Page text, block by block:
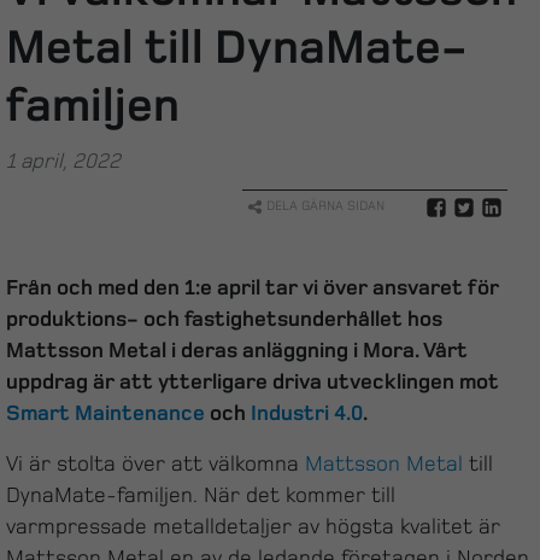
Metal till DynaMate-
familjen
1 april, 2022
DELA GÄRNA SIDAN
Från och med den 1:e april tar vi över ansvaret för
produktions- och fastighetsunderhållet hos
Mattsson Metal i deras anläggning i Mora. Vårt
uppdrag är att ytterligare driva utvecklingen mot
Smart Maintenance och Industri 4.0.
Vi är stolta över att välkomna Mattsson Metal till
DynaMate-familjen. När det kommer till
varmpressade metalldetaljer av högsta kvalitet är